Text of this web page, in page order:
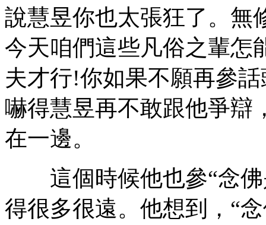
說慧昱你也太張狂了。無
今天咱們這些凡俗之輩怎
夫才行!你如果不願再參
嚇得慧昱再不敢跟他爭辯
在一邊。
這個時候他也參“念佛
得很多很遠。他想到，“